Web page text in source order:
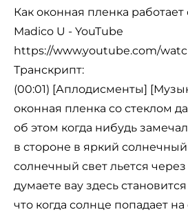
Как оконная пленка работает
Madico U - YouTube
https://www.youtube.com/
Транскрипт:
(00:01) [Аплодисменты]
оконная пленка со стеклом
об этом когда нибудь
в стороне в яркий
солнечный свет льется
думаете вау здесь
что когда солнце попадает